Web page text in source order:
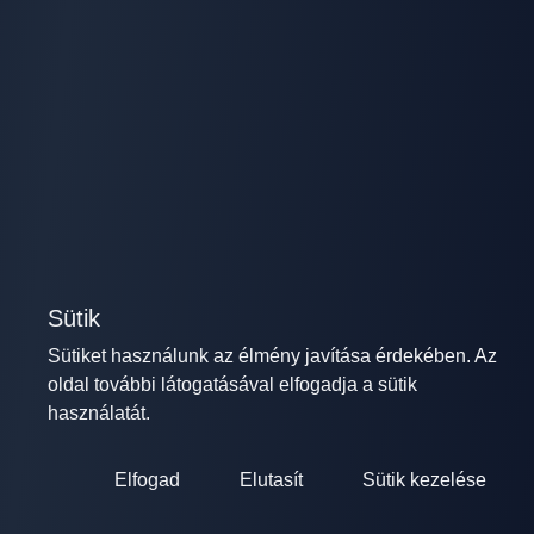
Sütik
Sütiket használunk az élmény javítása érdekében. Az
oldal további látogatásával elfogadja a sütik
használatát.
Elfogad Elutasít Sütik kezelése